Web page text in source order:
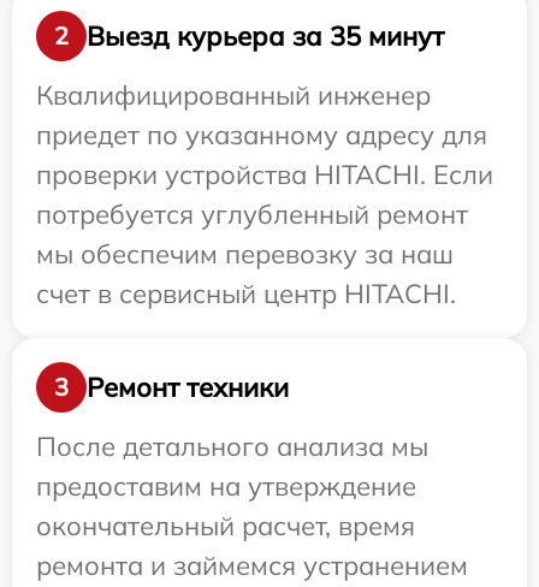
2
Выезд курьера за 35 минут
Квалифицированный инженер
приедет по указанному адресу для
проверки устройства HITACHI. Если
потребуется углубленный ремонт
мы обеспечим перевозку за наш
счет в сервисный центр HITACHI.
3
Ремонт техники
После детального анализа мы
предоставим на утверждение
окончательный расчет, время
ремонта и займемся устранением